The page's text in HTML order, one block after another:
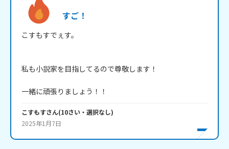
すご！
こすもすでぇす。
私も小説家を目指してるので尊敬します！
一緒に頑張りましょう！！
こすもすさん(10さい・ 選択なし)
2025年1月7日